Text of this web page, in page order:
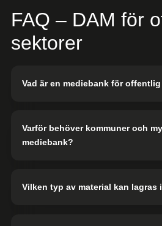
FAQ – DAM för
sektorer
Vad är en mediebank för
Varför behöver kommuner och
mediebank?
Vilken typ av material kan lagras